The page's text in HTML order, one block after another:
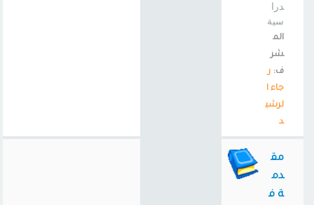
درا
سية
الم
شر
ف: ر
جاء ا
لرشي
د
مق
دم
ة ف